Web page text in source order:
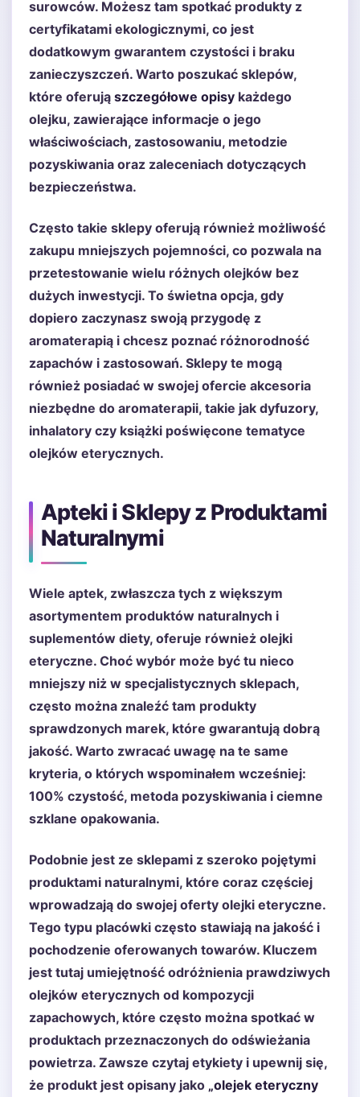
surowców. Możesz tam spotkać produkty z
certyfikatami ekologicznymi, co jest
dodatkowym gwarantem czystości i braku
zanieczyszczeń. Warto poszukać sklepów,
które oferują szczegółowe opisy każdego
olejku, zawierające informacje o jego
właściwościach, zastosowaniu, metodzie
pozyskiwania oraz zaleceniach dotyczących
bezpieczeństwa.
Często takie sklepy oferują również możliwość
zakupu mniejszych pojemności, co pozwala na
przetestowanie wielu różnych olejków bez
dużych inwestycji. To świetna opcja, gdy
dopiero zaczynasz swoją przygodę z
aromaterapią i chcesz poznać różnorodność
zapachów i zastosowań. Sklepy te mogą
również posiadać w swojej ofercie akcesoria
niezbędne do aromaterapii, takie jak dyfuzory,
inhalatory czy książki poświęcone tematyce
olejków eterycznych.
Apteki i Sklepy z Produktami
Naturalnymi
Wiele aptek, zwłaszcza tych z większym
asortymentem produktów naturalnych i
suplementów diety, oferuje również olejki
eteryczne. Choć wybór może być tu nieco
mniejszy niż w specjalistycznych sklepach,
często można znaleźć tam produkty
sprawdzonych marek, które gwarantują dobrą
jakość. Warto zwracać uwagę na te same
kryteria, o których wspominałem wcześniej:
100% czystość, metoda pozyskiwania i ciemne
szklane opakowania.
Podobnie jest ze sklepami z szeroko pojętymi
produktami naturalnymi, które coraz częściej
wprowadzają do swojej oferty olejki eteryczne.
Tego typu placówki często stawiają na jakość i
pochodzenie oferowanych towarów. Kluczem
jest tutaj umiejętność odróżnienia prawdziwych
olejków eterycznych od kompozycji
zapachowych, które często można spotkać w
produktach przeznaczonych do odświeżania
powietrza. Zawsze czytaj etykiety i upewnij się,
że produkt jest opisany jako „olejek eteryczny